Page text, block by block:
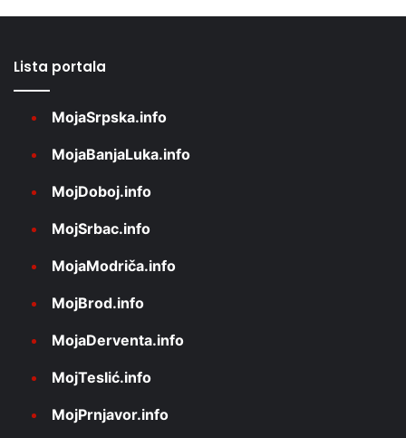
Lista portala
MojaSrpska.info
MojaBanjaLuka.info
MojDoboj.info
MojSrbac.info
MojaModriča.info
MojBrod.info
MojaDerventa.info
MojTeslić.info
MojPrnjavor.info